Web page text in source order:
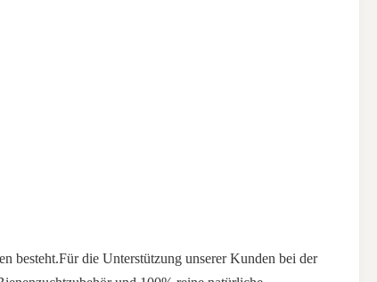
besteht.Für die Unterstützung unserer Kunden bei der